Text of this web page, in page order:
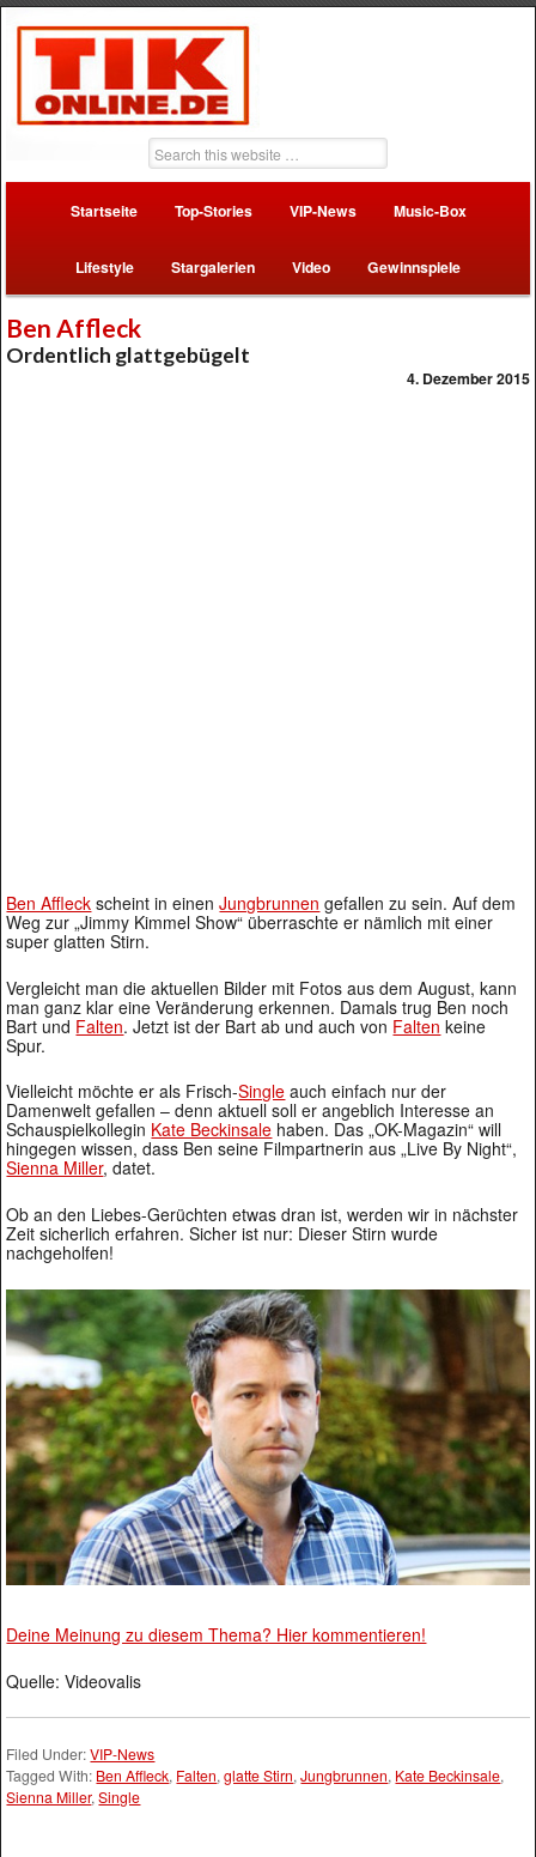
Startseite Top-Stories VIP-News Music-Box
Lifestyle Stargalerien Video Gewinnspiele
Ben Affleck
Ordentlich glattgebügelt
4. Dezember 2015
Ben Affleck scheint in einenJungbrunnen gefallen zu sein. Auf dem
Weg zur „Jimmy Kimmel Show“ überraschte er nämlich mit einer
super glatten Stirn.
Vergleicht man die aktuellen Bilder mit Fotos aus dem August, kann
man ganz klar eine Veränderung erkennen. Damals trug Ben noch
Bart und Falten. Jetzt ist der Bart ab und auch von Falten keine
Spur.
Vielleicht möchte er als Frisch-Single auch einfach nur der
Damenwelt gefallen – denn aktuell soll er angeblich Interesse an
Schauspielkollegin Kate Beckinsale haben. Das „OK-Magazin“ will
hingegen wissen, dass Ben seine Filmpartnerin aus „Live By Night“,
Sienna Miller, datet.
Ob an den Liebes-Gerüchten etwas dran ist, werden wir in nächster
Zeit sicherlich erfahren. Sicher ist nur: Dieser Stirn wurde
nachgeholfen!
Deine Meinung zu diesem Thema? Hier kommentieren!
Quelle: Videovalis
Filed Under:VIP-News
Tagged With: Ben Affleck, Falten,glatte Stirn,Jungbrunnen, Kate Beckinsale,
Sienna Miller,Single